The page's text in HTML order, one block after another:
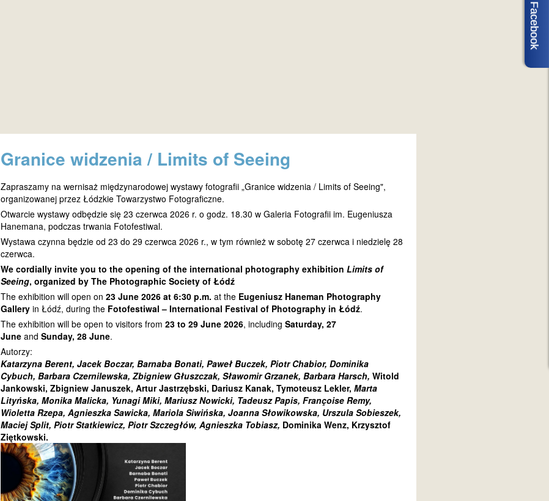
Granice widzenia / Limits of Seeing
Zapraszamy na wernisaż międzynarodowej wystawy fotografii „Granice widzenia / Limits of Seeing",
organizowanej przez Łódzkie Towarzystwo Fotograficzne.
Otwarcie wystawy odbędzie się 23 czerwca 2026 r. o godz. 18.30 w Galeria Fotografii im. Eugeniusza
Hanemana, podczas trwania Fotofestiwal.
Wystawa czynna będzie od 23 do 29 czerwca 2026 r., w tym również w sobotę 27 czerwca i niedzielę 28
czerwca.
We cordially invite you to the opening of the international photography exhibition Limits of
Seeing, organized by The Photographic Society of Łódź
The exhibition will open on 23 June 2026 at 6:30 p.m. at the Eugeniusz Haneman Photography
Gallery in Łódź, during the Fotofestiwal – International Festival of Photography in Łódź.
The exhibition will be open to visitors from 23 to 29 June 2026, including Saturday, 27
June and Sunday, 28 June.
Autorzy:
Katarzyna Berent, Jacek Boczar, Barnaba Bonati, Paweł Buczek, Piotr Chabior, Dominika
Cybuch, Barbara Czernilewska, Zbigniew Głuszczak, Sławomir Grzanek, Barbara Harsch, Witold
Jankowski, Zbigniew Januszek, Artur Jastrzębski, Dariusz Kanak, Tymoteusz Lekler, Marta
Lityńska, Monika Malicka, Yunagi Miki, Mariusz Nowicki, Tadeusz Papis, Françoise Remy,
Wioletta Rzepa, Agnieszka Sawicka, Mariola Siwińska, Joanna Słowikowska, Urszula Sobieszek,
Maciej Split, Piotr Statkiewicz, Piotr Szczegłów, Agnieszka Tobiasz, Dominika Wenz, Krzysztof
Ziętkowski.
Facebook